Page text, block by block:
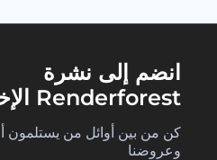
انضم إلى نشرة
Renderforest الإخبارية
كن من بين أوائل من يستلمون
وعروضنا